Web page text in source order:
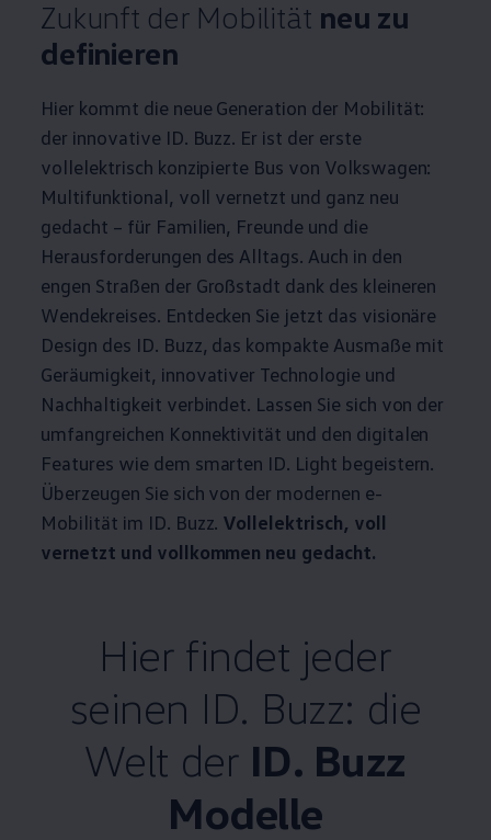
Zukunft der Mobilität neu zu
definieren
Hier kommt die neue Generation der Mobilität:
der innovative ID. Buzz. Er ist der erste
vollelektrisch konzipierte Bus von Volkswagen:
Multifunktional, voll vernetzt und ganz neu
gedacht – für Familien, Freunde und die
Herausforderungen des Alltags. Auch in den
engen Straßen der Großstadt dank des kleineren
Wendekreises. Entdecken Sie jetzt das visionäre
Design des ID. Buzz, das kompakte Ausmaße mit
Geräumigkeit, innovativer Technologie und
Nachhaltigkeit verbindet. Lassen Sie sich von der
umfangreichen Konnektivität und den digitalen
Features wie dem smarten ID. Light begeistern.
Überzeugen Sie sich von der modernen e-
Mobilität im ID. Buzz. Vollelektrisch, voll
vernetzt und vollkommen neu gedacht.
Hier findet jeder
seinen ID. Buzz: die
Welt der ID. Buzz
Modelle